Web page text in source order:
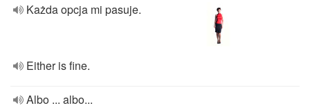
Każda opcja mi pasuje.
Either is fine.
Albo ... albo...